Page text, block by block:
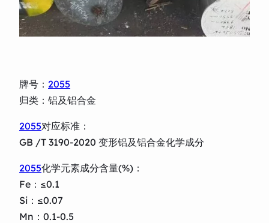
牌号： 2055
归类：铝及铝合金
2055对应标准：
GB /T 3190-2020 变形铝及铝合金化学成分
2055化学元素成分含量(%)：
Fe：≤0.1
Si：≤0.07
Mn：0.1-0.5